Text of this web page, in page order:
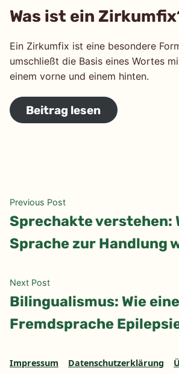
Was ist ein
Ein Zirkumfix ist eine besondere
umschließt die Basis eines Wortes
einem vorne und einem hinten.
Beitrag lesen
Previous PostPrevious
post:
Sprechakte verstehen:
Sprache zur Handlung
Next PostNext
post:
Bilingualismus: Wie eine
Fremdsprache
Impressum Datenschutzerklärung